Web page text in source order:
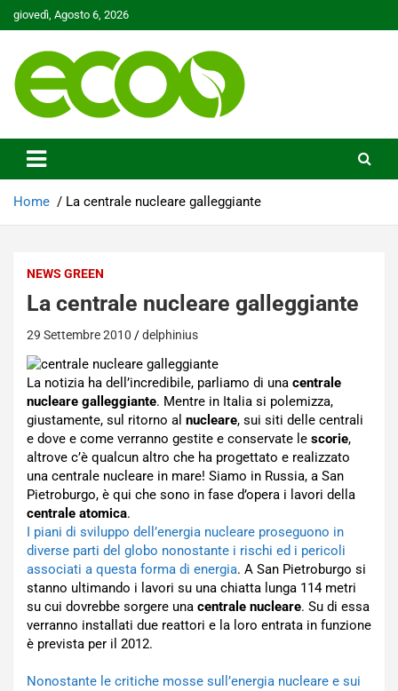
Skip
to
giovedì, Agosto 6, 2026
Ecoo.it
Home La centrale nucleare galleggiante
NEWS GREEN
La centrale nucleare galleggiante
29 Settembre 2010 delphinius
La notizia ha dell’incredibile, parliamo di una centrale
nucleare galleggiante. Mentre in Italia si polemizza,
giustamente, sul ritorno al nucleare, sui siti delle centrali
e dove e come verranno gestite e conservate le scorie,
altrove c’è qualcun altro che ha progettato e realizzato
una centrale nucleare in mare! Siamo in Russia, a San
Pietroburgo, è qui che sono in fase d’opera i lavori della
centrale atomica.
I piani di sviluppo dell’energia nucleare proseguono in
diverse parti del globo nonostante i rischi ed i pericoli
associati a questa forma di energia. A San Pietroburgo si
stanno ultimando i lavori su una chiatta lunga 114 metri
su cui dovrebbe sorgere una centrale nucleare. Su di essa
verranno installati due reattori e la loro entrata in funzione
è prevista per il 2012.
Nonostante le critiche mosse sull’energia nucleare e sui